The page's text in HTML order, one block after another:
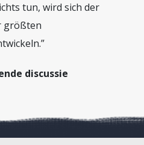
tun, wird sich der
größten
discussie